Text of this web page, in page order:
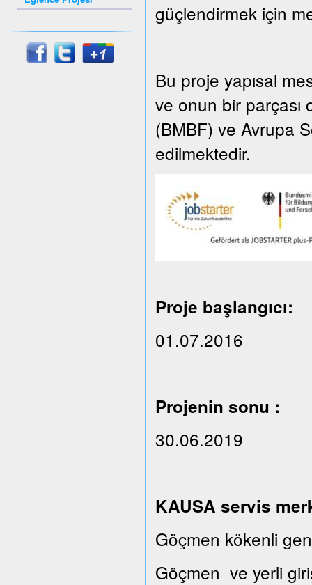
güçlendirmek için
Bu proje yapısal
ve onun bir parçası
(BMBF) ve Avrupa
edilmektedir.
Proje başlangıcı:
01.07.2016
Projenin sonu :
30.06.2019
KAUSA servis
Göçmen kökenli
Göçmen ve yerli